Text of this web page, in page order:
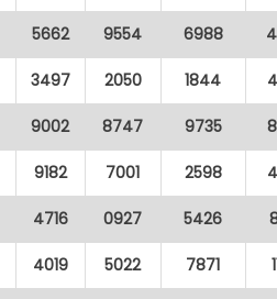
5662 9554 6988
3497 2050 1844
9002 8747 9735
9182 7001 2598
4716 0927 5426
4019 5022 7871